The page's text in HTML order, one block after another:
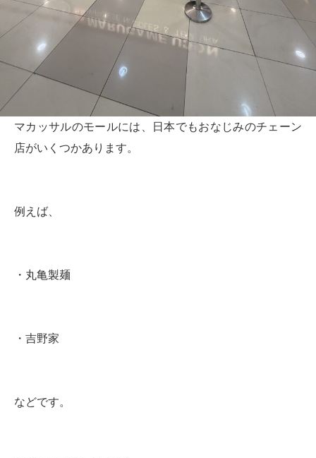
マカッサルのモールには、日本でもおなじみのチェーン
店がいくつかあります。
例えば、
・丸亀製麺
・吉野家
などです。